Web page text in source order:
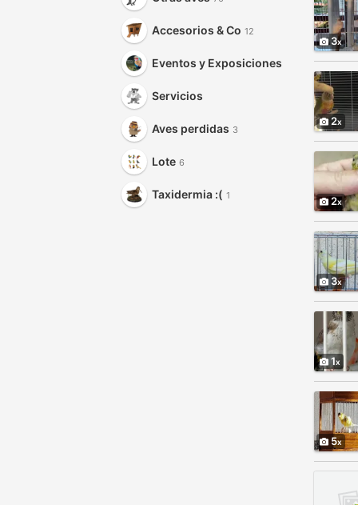
Accesorios & Co 12
Eventos y Exposiciones
Servicios
Aves perdidas 3
Lote 6
Taxidermia :( 1
3
2
2
3
1
5